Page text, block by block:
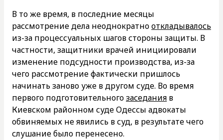
В то же время, в последние месяцы
рассмотрение дела неоднократнооткладывалось
из-за процессуальных шагов стороны защиты. В
частности, защитники врачей инициировали
изменение подсудности производства, из-за
чего рассмотрение фактически пришлось
начинать заново уже в другом суде. Во время
первого подготовительногозаседания в
Киевском районном суде Одессы адвокаты
обвиняемых не явились в суд, в результате чего
слушание было перенесено.